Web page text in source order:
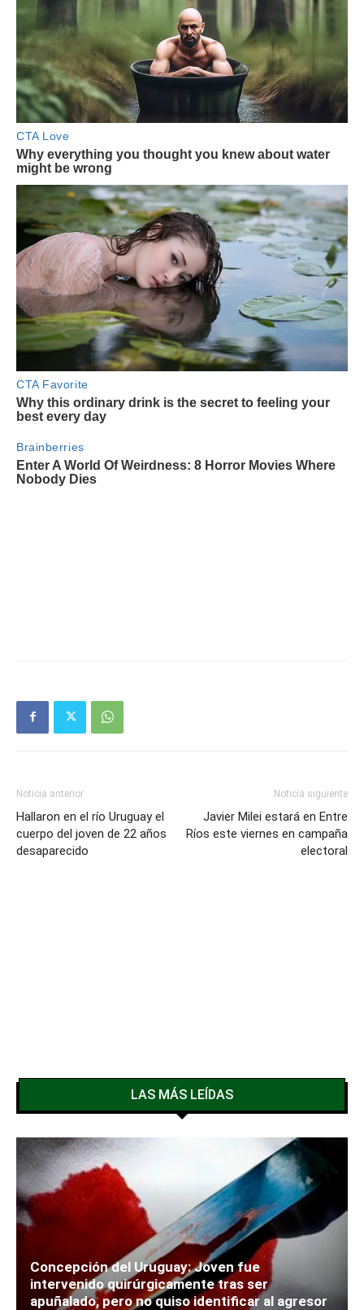
Noticia anterior
Hallaron en el río Uruguay el
cuerpo del joven de 22 años
desaparecido
Noticia siguiente
Javier Milei estará en Entre
Ríos este viernes en campaña
electoral
LAS MÁS LEÍDAS
Concepción del Uruguay: Joven fue
intervenido quirúrgicamente tras ser
apuñalado, pero no quiso identificar al agresor